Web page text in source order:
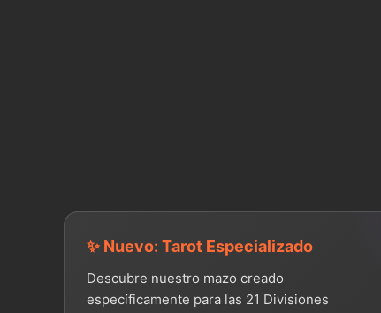
✨ Nuevo: Tarot Especializado
Descubre nuestro mazo creado
específicamente para las 21 Divisiones